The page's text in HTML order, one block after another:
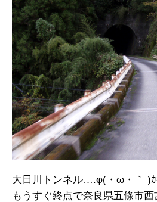
大日川トンネル….φ(・ω・｀ )ｶ
もうすぐ終点で奈良県五條市